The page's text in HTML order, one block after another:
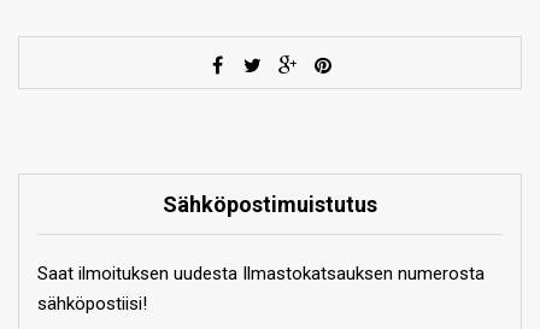
Sähköpostimuistutus
Saat ilmoituksen uudesta Ilmastokatsauksen numerosta
sähköpostiisi!